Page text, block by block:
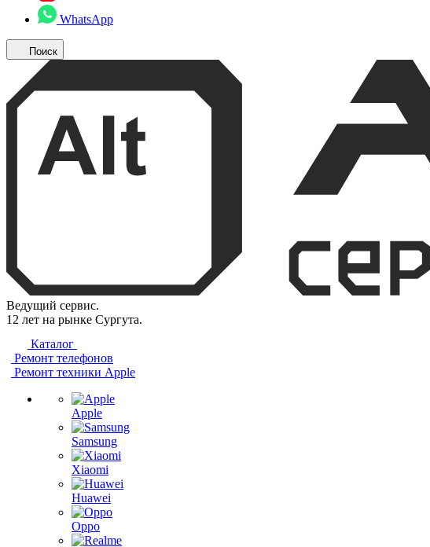
WhatsApp
Поиск
Ведущий сервис.
12 лет на рынке Сургута.
Каталог
Ремонт телефонов
Ремонт техники Apple
Apple
Samsung
Xiaomi
Huawei
Oppo